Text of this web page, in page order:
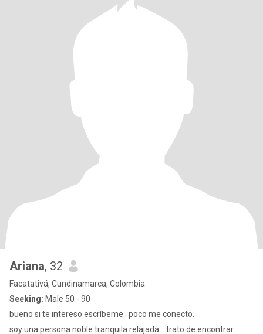
Ariana, 32
Facatativá, Cundinamarca, Colombia
Seeking: Male 50 - 90
bueno si te intereso escríbeme.. poco me conecto.
soy una persona noble tranquila relajada... trato de encontrar